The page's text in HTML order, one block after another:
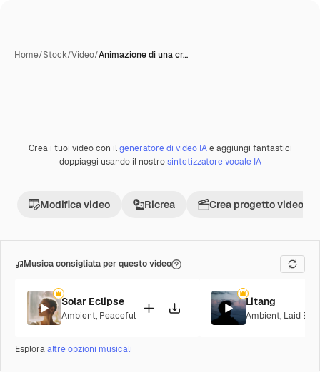
Home/Stock/Video/Animazione di una cr…
PremiumCreata con IA
Crea i tuoi video con ilgeneratore di video IAe aggiungi fantastici
doppiaggi usando il nostrosintetizzatore vocale IA
Modifica video Ricrea Crea progetto video
Musica consigliata per questo video
Solar Eclipse
Ambient, Peaceful
Litang
Ambient, Laid
Esploraaltre opzioni musicali